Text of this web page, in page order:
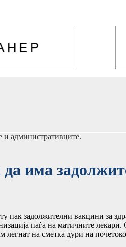
административците.
има
задолжителни вакцини за
паѓа на матичните
на сметка дури на